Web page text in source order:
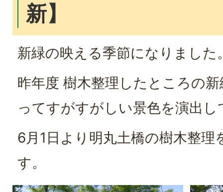
新】
新緑の映える季節になりました
昨年度 樹木整理したところの
ってすがすがしい景色を演出し
6月1日より明丸土橋の樹木整理
す。